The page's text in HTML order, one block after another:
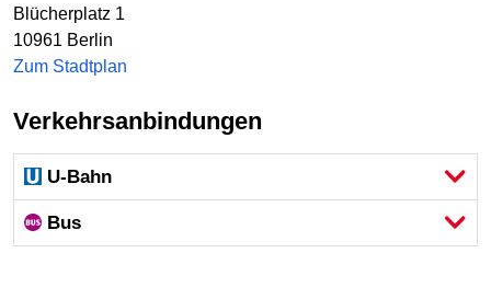
Blücherplatz 1
10961 Berlin
Zum Stadtplan
Verkehrsanbindungen
U-Bahn
Bus